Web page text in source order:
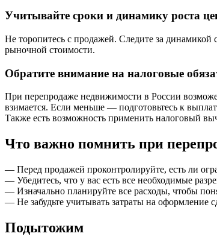
Учитывайте сроки и динамику роста
Не торопитесь с продажей. Следите за
рыночной стоимости.
Обратите внимание на налоговые
При перепродаже недвижимости в России
взимается. Если меньше — подготовьтесь к
Также есть возможность применить налоговый
Что важно помнить при
— Перед продажей проконтролируйте, есть ли
— Убедитесь, что у вас есть все необходимые
— Изначально планируйте все расходы, чтобы
— Не забудьте учитывать затраты на оформление
Подытожим